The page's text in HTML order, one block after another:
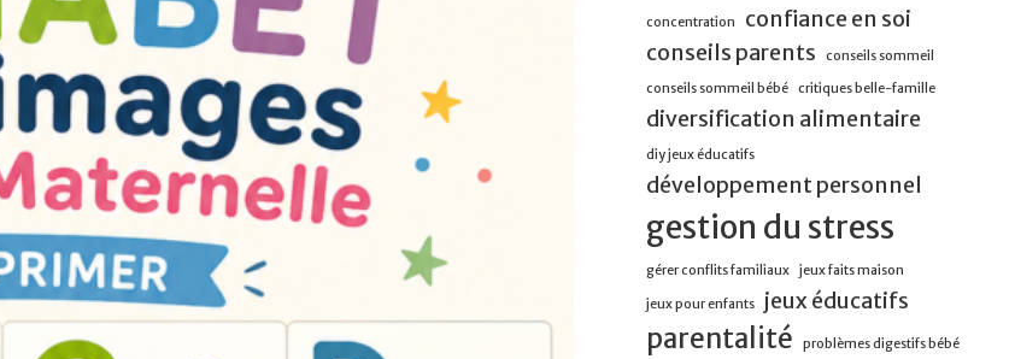
concentration
confiance en soi
conseils parents
conseils sommeil
conseils sommeil bébé critiques belle-famille
diversification alimentaire
diy jeux éducatifs
développement personnel
gestion du stress
gérer conflits familiaux jeux faits maison
jeux pour enfants jeux éducatifs
parentalité problèmes digestifs bébé